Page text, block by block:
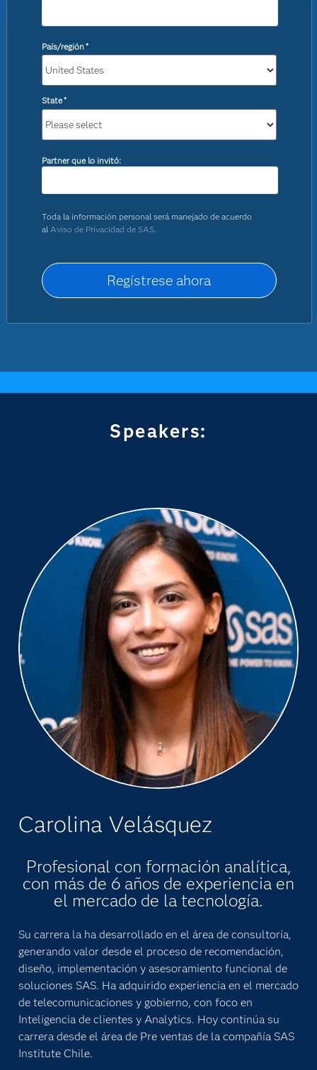
País/región*
State*
Partner que lo invitó:
Toda la información personal será manejado de acuerdo
al Aviso de Privacidad de SAS.
Speakers:
Carolina Velásquez
Profesional con formación analítica,
con más de 6 años de experiencia en
el mercado de la tecnología.
Su carrera la ha desarrollado en el área de consultoría,
generando valor desde el proceso de recomendación,
diseño, implementación y asesoramiento funcional de
soluciones SAS. Ha adquirido experiencia en el mercado
de telecomunicaciones y gobierno, con foco en
Inteligencia de clientes y Analytics. Hoy continúa su
carrera desde el área de Pre ventas de la compañía SAS
Institute Chile.